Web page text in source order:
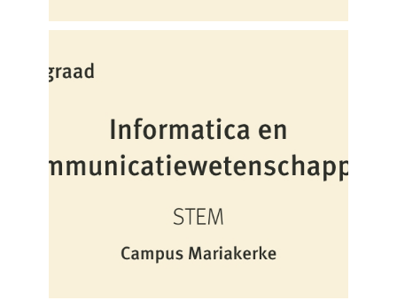
3de graad – 09 – Informatica
en